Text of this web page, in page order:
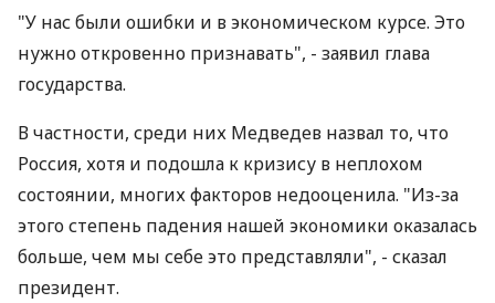
"У нас были ошибки и в экономическом курсе. Это
нужно откровенно признавать", - заявил глава
государства.
В частности, среди них Медведев назвал то, что
Россия, хотя и подошла к кризису в неплохом
состоянии, многих факторов недооценила. "Из-за
этого степень падения нашей экономики оказалась
больше, чем мы себе это представляли", - сказал
президент.